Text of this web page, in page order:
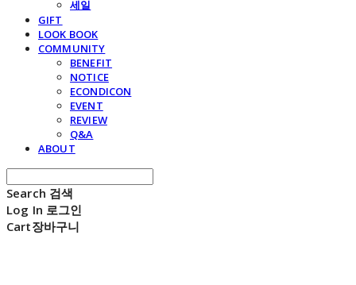
세일
GIFT
LOOK BOOK
COMMUNITY
BENEFIT
NOTICE
ECONDICON
EVENT
REVIEW
Q&A
ABOUT
Search 검색
Log In 로그인
Cart장바구니